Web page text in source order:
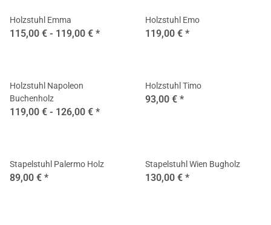
Holzstuhl Emma
115,00 € - 119,00 € *
Holzstuhl Emo
119,00 € *
Holzstuhl Napoleon
Buchenholz
119,00 € - 126,00 € *
Holzstuhl Timo
93,00 € *
Stapelstuhl Palermo Holz
89,00 € *
Stapelstuhl Wien Bugholz
130,00 € *